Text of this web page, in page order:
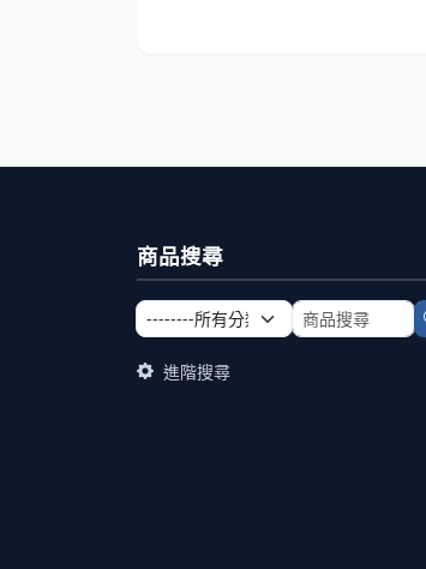
商品搜尋
選擇商品分類
搜尋商品關鍵字
進階搜尋